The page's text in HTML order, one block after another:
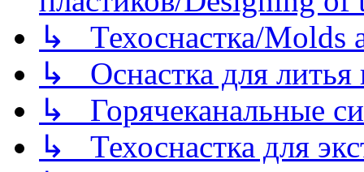
↳ Техоснастка/Molds
↳ Оснастка для литья
↳ Горячеканальные
↳ Техоснастка для